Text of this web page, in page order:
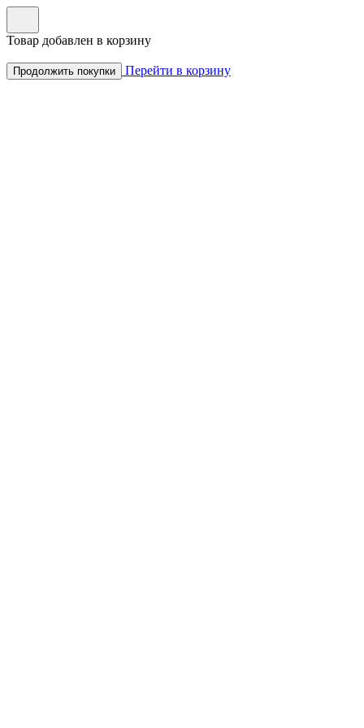
Товар добавлен в корзину
Продолжить покупки Перейти в корзину